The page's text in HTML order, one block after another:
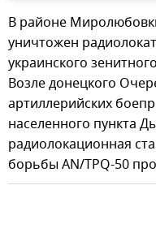
В районе
уничтожен
украинского
Возле донецкого
артиллерийских
населенного пункта
радиолокационная
борьбы AN/TPQ-50